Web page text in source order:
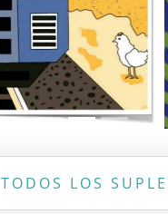
TODOS LOS